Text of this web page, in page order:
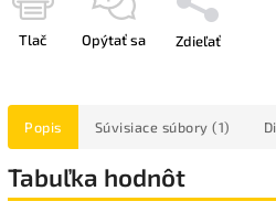
Tlač Opýtať sa Zdieľať
Popis Súvisiace súbory (1)
Tabuľka hodnôt